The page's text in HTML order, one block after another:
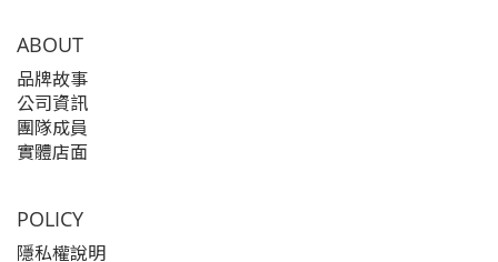
ABOUT
品牌故事
公司資訊
團隊成員
實體店面
POLICY
隱私權說明